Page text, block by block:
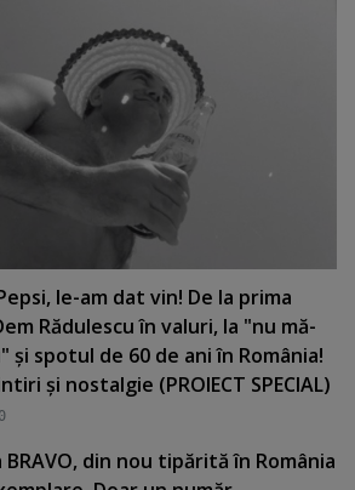
le-am dat vin! De la prima
Rădulescu în valuri, la "nu mă-
şi spotul de 60 de ani în România!
şi nostalgie (PROIECT SPECIAL)
BRAVO, din nou tipărită în România